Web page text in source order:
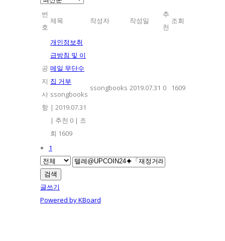
번
호
제목 작성자 작성일
추
천
조회
공
지
사
항
개인정보취
급방침 및 이
메일 무단수
집 거부
ssongbooks
| 2019.07.31
| 추천 0 | 조
회 1609
ssongbooks 2019.07.31 0 1609
1
검색
글쓰기
Powered by KBoard